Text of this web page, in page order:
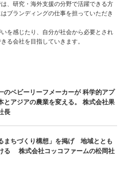
、研究・海外支援の分野で活躍できる方
ブランディングの仕事を担っていただき
を感じたり、自分が社会から必要とされ
る会社を目指していきます。
のベビーリーフメーカーが 科学的アプ
とアジアの農業を変える。 株式会社果
長
まちづくり構想」を掲げ 地域ととも
る 株式会社コッコファームの松岡社